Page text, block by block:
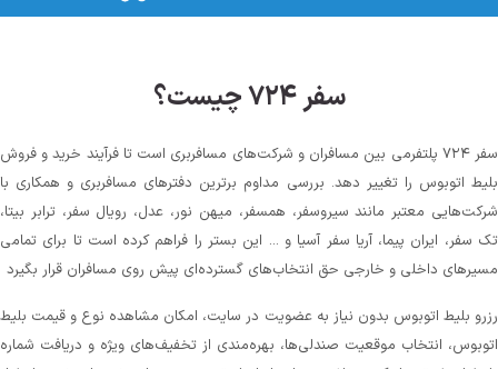
سفر ۷۲۴ چیست؟
سفر ۷۲۴ پلتفرمی بین مسافران و شرکت‌های مسافربری است تا فرآیند خرید و فروش
بلیط اتوبوس را تغییر دهد. بررسی مداوم برترین دفترهای مسافربری و همکاری با
شرکت‌هایی معتبر مانند سیروسفر، همسفر، میهن‌ نور، عدل، رویال سفر، ترابر بیتا،
تک سفر، ایران پیما، آریا سفر آسیا و ... این بستر را فراهم کرده است تا برای تمامی
مسیرهای داخلی و خارجی حق انتخاب‌های گسترده‌ای پیش روی مسافران قرار بگیرد
رزرو بلیط اتوبوس بدون نیاز به عضویت در سایت، امکان مشاهده نوع و قیمت بلیط
اتوبوس، انتخاب موقعیت صندلی‌ها، بهره‌مندی از تخفیف‌های ویژه و دریافت شماره‌